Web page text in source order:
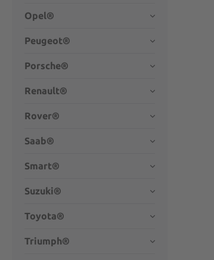
Opel®
Peugeot®
Porsche®
Renault®
Rover®
Saab®
Smart®
Suzuki®
Toyota®
Triumph®